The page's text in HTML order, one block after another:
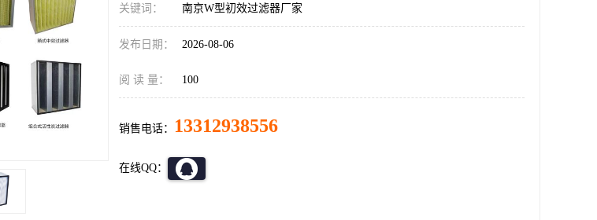
关键词： 南京W型初效过滤器厂家
发布日期： 2026-08-06
阅 读 量： 100
销售电话： 13312938556
在线QQ：